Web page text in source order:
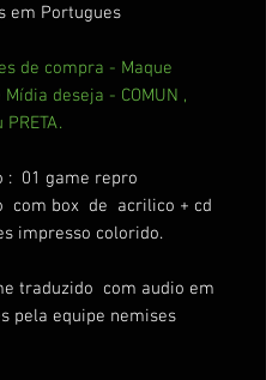
em Portugues
de compra - Maque
Mídia deseja - COMUN ,
PRETA.
: 01 game repro
com box de acrilico + cd
impresso colorido.
traduzido com audio em
pela equipe nemises